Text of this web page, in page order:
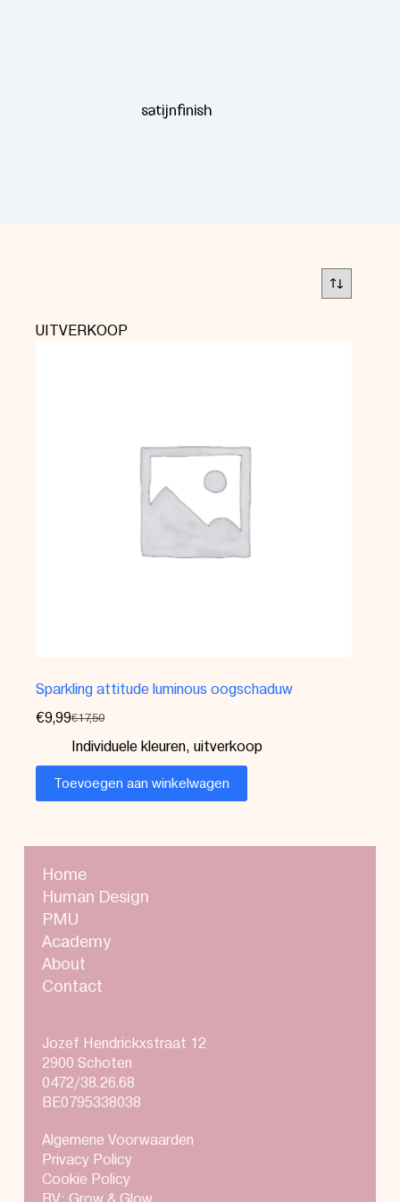
satijnfinish
UITVERKOOP
Sparkling attitude luminous oogschaduw
€17,50
€9,99
Individuele kleuren, uitverkoop
Toevoegen aan winkelwagen
Home
Human Design
PMU
Academy
About
Contact
Jozef Hendrickxstraat 12
2900 Schoten
0472/38.26.68
BE0795338038
Algemene Voorwaarden
Privacy Policy
Cookie Policy